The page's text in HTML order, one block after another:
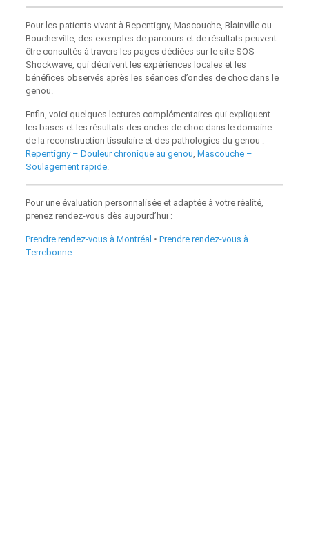
Pour les patients vivant à Repentigny, Mascouche, Blainville ou
Boucherville, des exemples de parcours et de résultats peuvent
être consultés à travers les pages dédiées sur le site SOS
Shockwave, qui décrivent les expériences locales et les
bénéfices observés après les séances d’ondes de choc dans le
genou.
Enfin, voici quelques lectures complémentaires qui expliquent
les bases et les résultats des ondes de choc dans le domaine
de la reconstruction tissulaire et des pathologies du genou :
Repentigny – Douleur chronique au genou, Mascouche –
Soulagement rapide.
Pour une évaluation personnalisée et adaptée à votre réalité,
prenez rendez‑vous dès aujourd’hui :
Prendre rendez‑vous à Montréal • Prendre rendez‑vous à
Terrebonne